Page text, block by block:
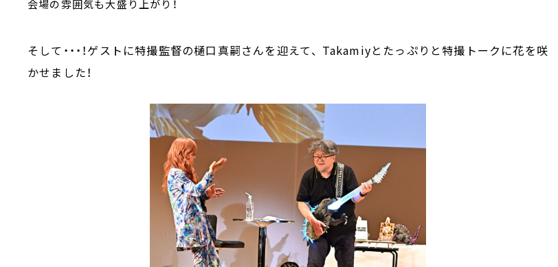
会場の雰囲気も大盛り上がり！
そして・・・！ゲストに特撮監督の樋口真嗣さんを迎えて、 Takamiyとたっぷりと特撮トークに花を咲
かせました！